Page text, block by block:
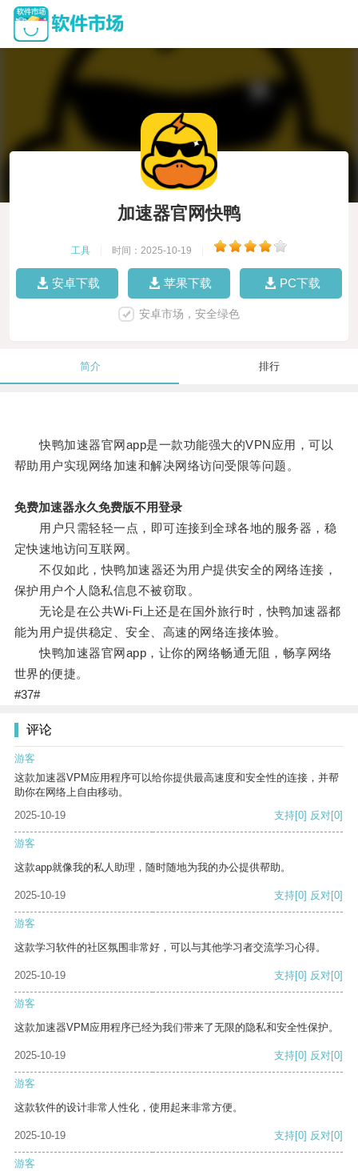
加速器官网快鸭
工具 时间：2025-10-19
安卓下载 苹果下载 PC下载
安卓市场，安全绿色
简介 排行
快鸭加速器官网app是一款功能强大的VPN应用，可以
帮助用户实现网络加速和解决网络访问受限等问题。
免费加速器永久免费版不用登录
用户只需轻轻一点，即可连接到全球各地的服务器，稳
定快速地访问互联网。
不仅如此，快鸭加速器还为用户提供安全的网络连接，
保护用户个人隐私信息不被窃取。
无论是在公共Wi-Fi上还是在国外旅行时，快鸭加速器都
能为用户提供稳定、安全、高速的网络连接体验。
快鸭加速器官网app，让你的网络畅通无阻，畅享网络
世界的便捷。
#37#
评论
游客
这款加速器VPM应用程序可以给你提供最高速度和安全性的连接，并帮
助你在网络上自由移动。
2025-10-19
支持[0] 反对[0]
游客
这款app就像我的私人助理，随时随地为我的办公提供帮助。
2025-10-19 支持[0] 反对[0]
游客
这款学习软件的社区氛围非常好，可以与其他学习者交流学习心得。
2025-10-19 支持[0] 反对[0]
游客
这款加速器VPM应用程序已经为我们带来了无限的隐私和安全性保护。
2025-10-19 支持[0] 反对[0]
游客
这款软件的设计非常人性化，使用起来非常方便。
2025-10-19 支持[0] 反对[0]
游客